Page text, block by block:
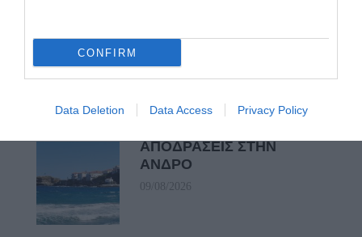
CONFIRM
Data Deletion Data Access Privacy Policy
Πρόσφατα Άρθρα
ΑΠΟΔΡΑΣΕΙΣ ΣΤΗΝ
ΑΝΔΡΟ
09/08/2026